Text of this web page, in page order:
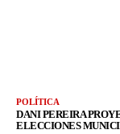
POLÍTICA
DANI PEREIRA
ELECCIONES